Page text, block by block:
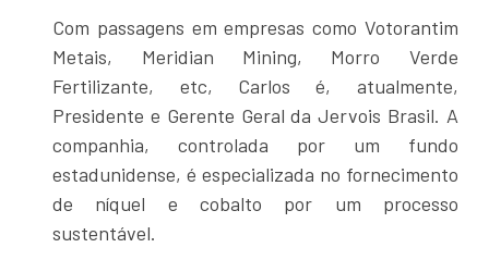
Com passagens em empresas como Votorantim
Metais, Meridian Mining, Morro Verde
Fertilizante, etc, Carlos é, atualmente,
Presidente e Gerente Geral da Jervois Brasil. A
companhia, controlada por um fundo
estadunidense, é especializada no fornecimento
de níquel e cobalto por um processo
sustentável.